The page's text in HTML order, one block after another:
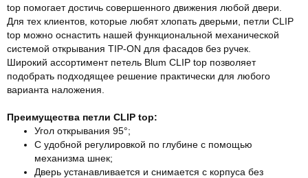
top помогает достичь совершенного движения любой двери.
Для тех клиентов, которые любят хлопать дверьми, петли CLIP
top можно оснастить нашей функциональной механической
системой открывания TIP-ON для фасадов без ручек.
Широкий ассортимент петель Blum CLIP top позволяет
подобрать подходящее решение практически для любого
варианта наложения.
Преимущества петли CLIP top:
Угол открывания 95°;
С удобной регулировкой по глубине с помощью
механизма шнек;
Дверь устанавливается и снимается с корпуса без